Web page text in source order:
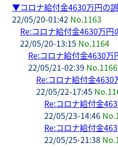
▼コロナ給付金4630万円の
22/05/20-01:42 No.1163
Re:コロナ給付金4630万円
22/05/20-13:15 No.1164
Re:コロナ給付金4630万
22/05/21-02:39 No.1166
Re:コロナ給付金
22/05/22-17:45
Re:コロナ給付金
22/05/23-14:46
Re:コロナ給付金
22/05/25-21:38